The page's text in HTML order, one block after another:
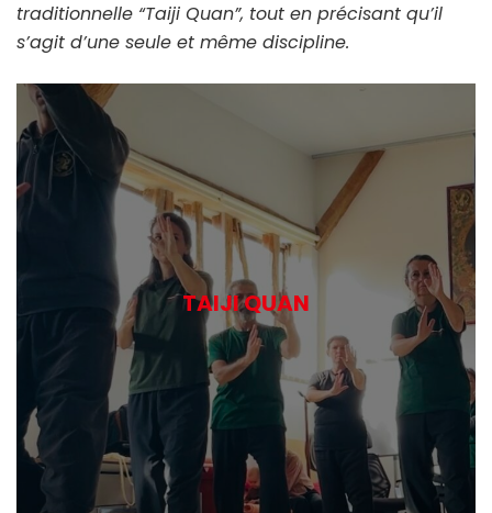
traditionnelle “Taiji Quan”, tout en précisant qu’il
s’agit d’une seule et même discipline.
TAIJI QUAN